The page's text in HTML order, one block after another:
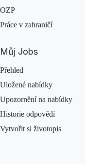
OZP
Práce v zahraničí
Můj Jobs
Přehled
Uložené nabídky
Upozornění na nabídky
Historie odpovědí
Vytvořit si životopis